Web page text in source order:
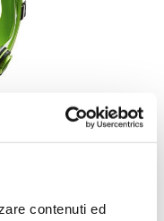
contenuti ed